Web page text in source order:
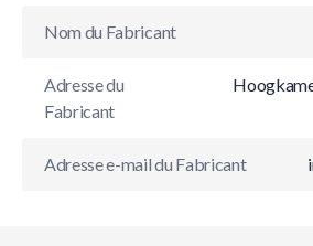
Nom du Fabricant
Adresse du
Fabricant
Adresse e-mail du Fabricant